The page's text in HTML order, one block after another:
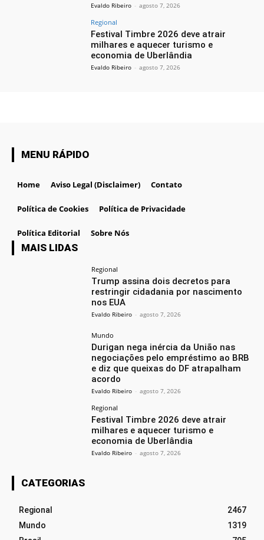
Evaldo Ribeiro - agosto 7, 2026
Regional
Festival Timbre 2026 deve atrair
milhares e aquecer turismo e
economia de Uberlândia
Evaldo Ribeiro - agosto 7, 2026
MENU RÁPIDO
Home Aviso Legal (Disclaimer) Contato
Política de Cookies Política de Privacidade
Política Editorial Sobre Nós
MAIS LIDAS
Regional
Trump assina dois decretos para
restringir cidadania por nascimento
nos EUA
Evaldo Ribeiro - agosto 7, 2026
Mundo
Durigan nega inércia da União nas
negociações pelo empréstimo ao BRB
e diz que queixas do DF atrapalham
acordo
Evaldo Ribeiro - agosto 7, 2026
Regional
Festival Timbre 2026 deve atrair
milhares e aquecer turismo e
economia de Uberlândia
Evaldo Ribeiro - agosto 7, 2026
CATEGORIAS
Regional
2467
Mundo
1319